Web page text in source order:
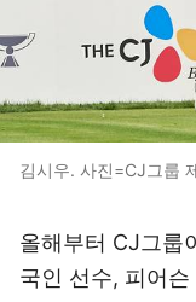
김시우. 사진=CJ그룹
올해부터 CJ그룹
국인 선수, 피어